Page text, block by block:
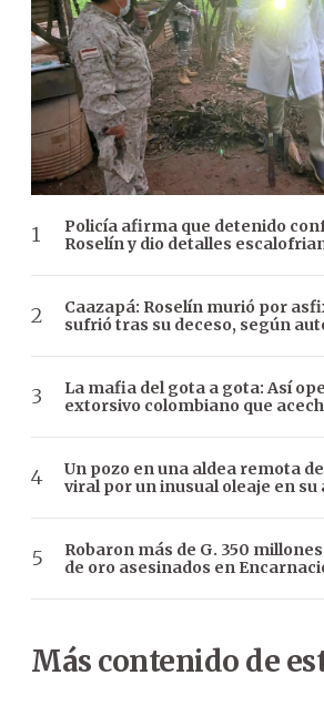
Policía afirma que detenido
Roselín y dio detalles
Caazapá: Roselín murió por
sufrió tras su deceso, según
La mafia del gota a gota: Así
extorsivo colombiano que
Un pozo en una aldea remota
viral por un inusual oleaje en su
Robaron más de G. 350
de oro asesinados en
Más contenido de